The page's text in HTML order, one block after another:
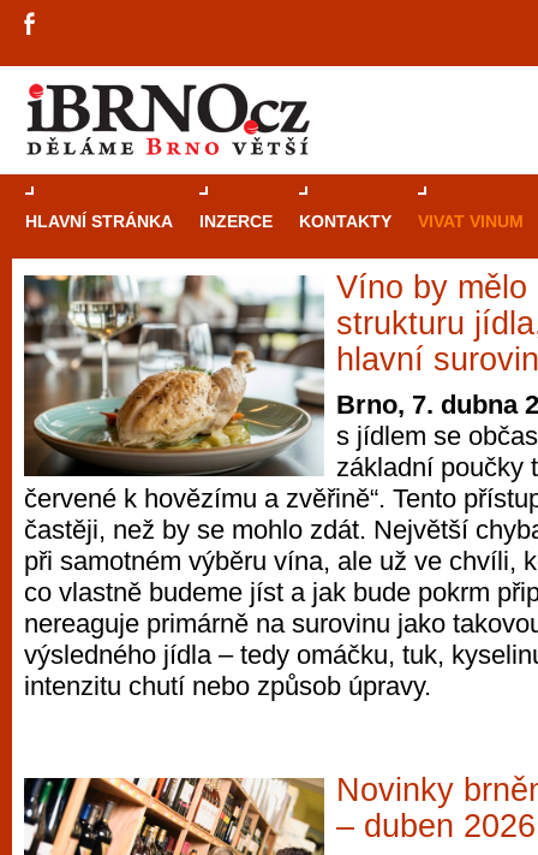
HLAVNÍ STRÁNKA INZERCE KONTAKTY VIVAT VINUM
Víno by mělo
strukturu
hlavní
Brno, 7. dubna
s jídlem se
základní poučky
červené k hovězímu a zvěřině“. Tento
častěji, než by se mohlo zdát. Největší
při samotném výběru vína, ale už ve chvíli,
co vlastně budeme jíst a jak bude pokrm
nereaguje primárně na surovinu jako
výsledného jídla – tedy omáčku, tuk,
intenzitu chutí nebo způsob úpravy.
Novinky
– duben 2026
Průvodce
Brně: Od
automaty
Brno je
zajímavé
restaurace,
Mimo jiné je ale také místem, kde si
vyzkoušet různé kasinové hry. V
metropoli naleznete širokou nabídku her
po moderní automaty jak pro pravidelné
příležitostné hráče. V...